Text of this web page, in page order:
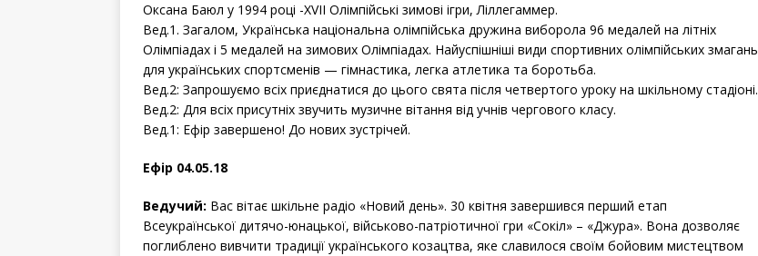
Оксана Баюл у 1994 році -XVII Олімпійські зимові ігри, Ліллегаммер.
Вед.1. Загалом, Українська національна олімпійська дружина виборола 96 медалей на літніх
Олімпіадах і 5 медалей на зимових Олімпіадах. Найуспішніші види спортивних олімпійських змагань
для українських спортсменів — гімнастика, легка атлетика та боротьба.
Вед.2: Запрошуємо всіх приєднатися до цього свята після четвертого уроку на шкільному стадіоні.
Вед.2: Для всіх присутніх звучить музичне вітання від учнів чергового класу.
Вед.1: Ефір завершено! До нових зустрічей.
Ефір 04.05.18
Ведучий: Вас вітає шкільне радіо «Новий день». 30 квітня завершився перший етап
Всеукраїнської дитячо-юнацької, військово-патріотичної гри «Сокіл» – «Джура». Вона дозволяє
поглиблено вивчити традиції українського козацтва, яке славилося своїм бойовим мистецтвом